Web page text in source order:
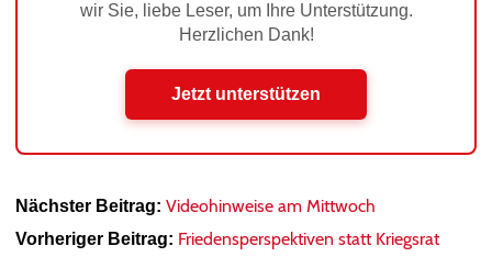
wir Sie, liebe Leser, um Ihre Unterstützung.
Herzlichen Dank!
Jetzt unterstützen
Nächster Beitrag: Videohinweise am Mittwoch
Vorheriger Beitrag: Friedensperspektiven statt Kriegsrat